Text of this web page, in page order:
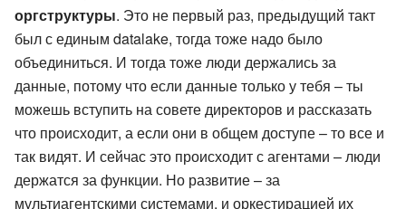
оргструктуры. Это не первый раз, предыдущий такт
был с единым datalake, тогда тоже надо было
объединиться. И тогда тоже люди держались за
данные, потому что если данные только у тебя – ты
можешь вступить на совете директоров и рассказать
что происходит, а если они в общем доступе – то все и
так видят. И сейчас это происходит с агентами – люди
держатся за функции. Но развитие – за
мультиагентскими системами, и оркестирацией их